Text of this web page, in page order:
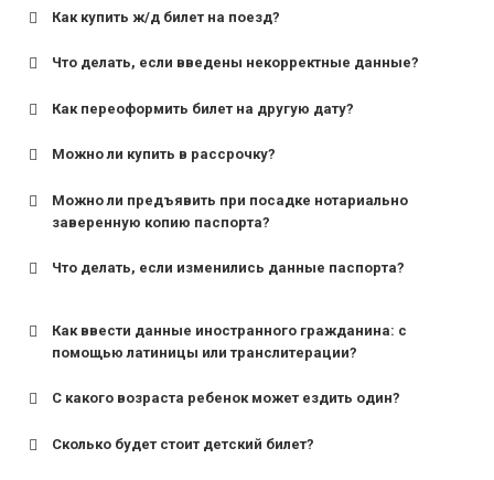
Как купить ж/д билет на поезд?
Что делать, если введены некорректные данные?
Как переоформить билет на другую дату?
Можно ли купить в рассрочку?
Можно ли предъявить при посадке нотариально
заверенную копию паспорта?
Что делать, если изменились данные паспорта?
Как ввести данные иностранного гражданина: с
помощью латиницы или транслитерации?
С какого возраста ребенок может ездить один?
Сколько будет стоит детский билет?